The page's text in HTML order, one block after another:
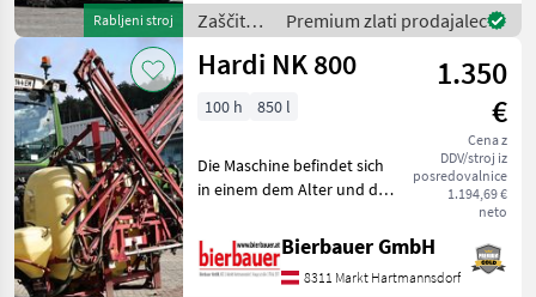
Rabljeni stroj
Nutzung entsprechenden
Zustand und kann nach te
Zaščita
rastlin /
Fendt
Premium zlati prodajalec
Hardi NK 800
1.350
€
Cena z
DDV/stroj iz
posredovalnice
1.194,69 €
neto
100 h 850 l
Die Maschine befindet sich
in einem dem Alter und der
Zustand und kann nach
telefonischer Vereinbarung
gerne vor Ort besichtigt
Bierbauer GmbH
8311 Markt Hartmannsdorf